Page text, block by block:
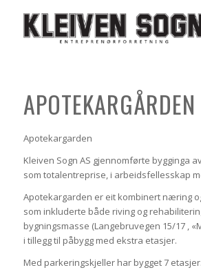
APOTEKARGÅRDEN
Apotekargarden
Kleiven Sogn AS gjennomførte bygginga
som totalentreprise, i arbeidsfellesskap
Apotekargarden er eit kombinert næring
som inkluderte både riving og
bygningsmasse (Langebruvegen 15/17 ,
i tillegg til påbygg med ekstra etasjer.
Med parkeringskjeller har bygget 7